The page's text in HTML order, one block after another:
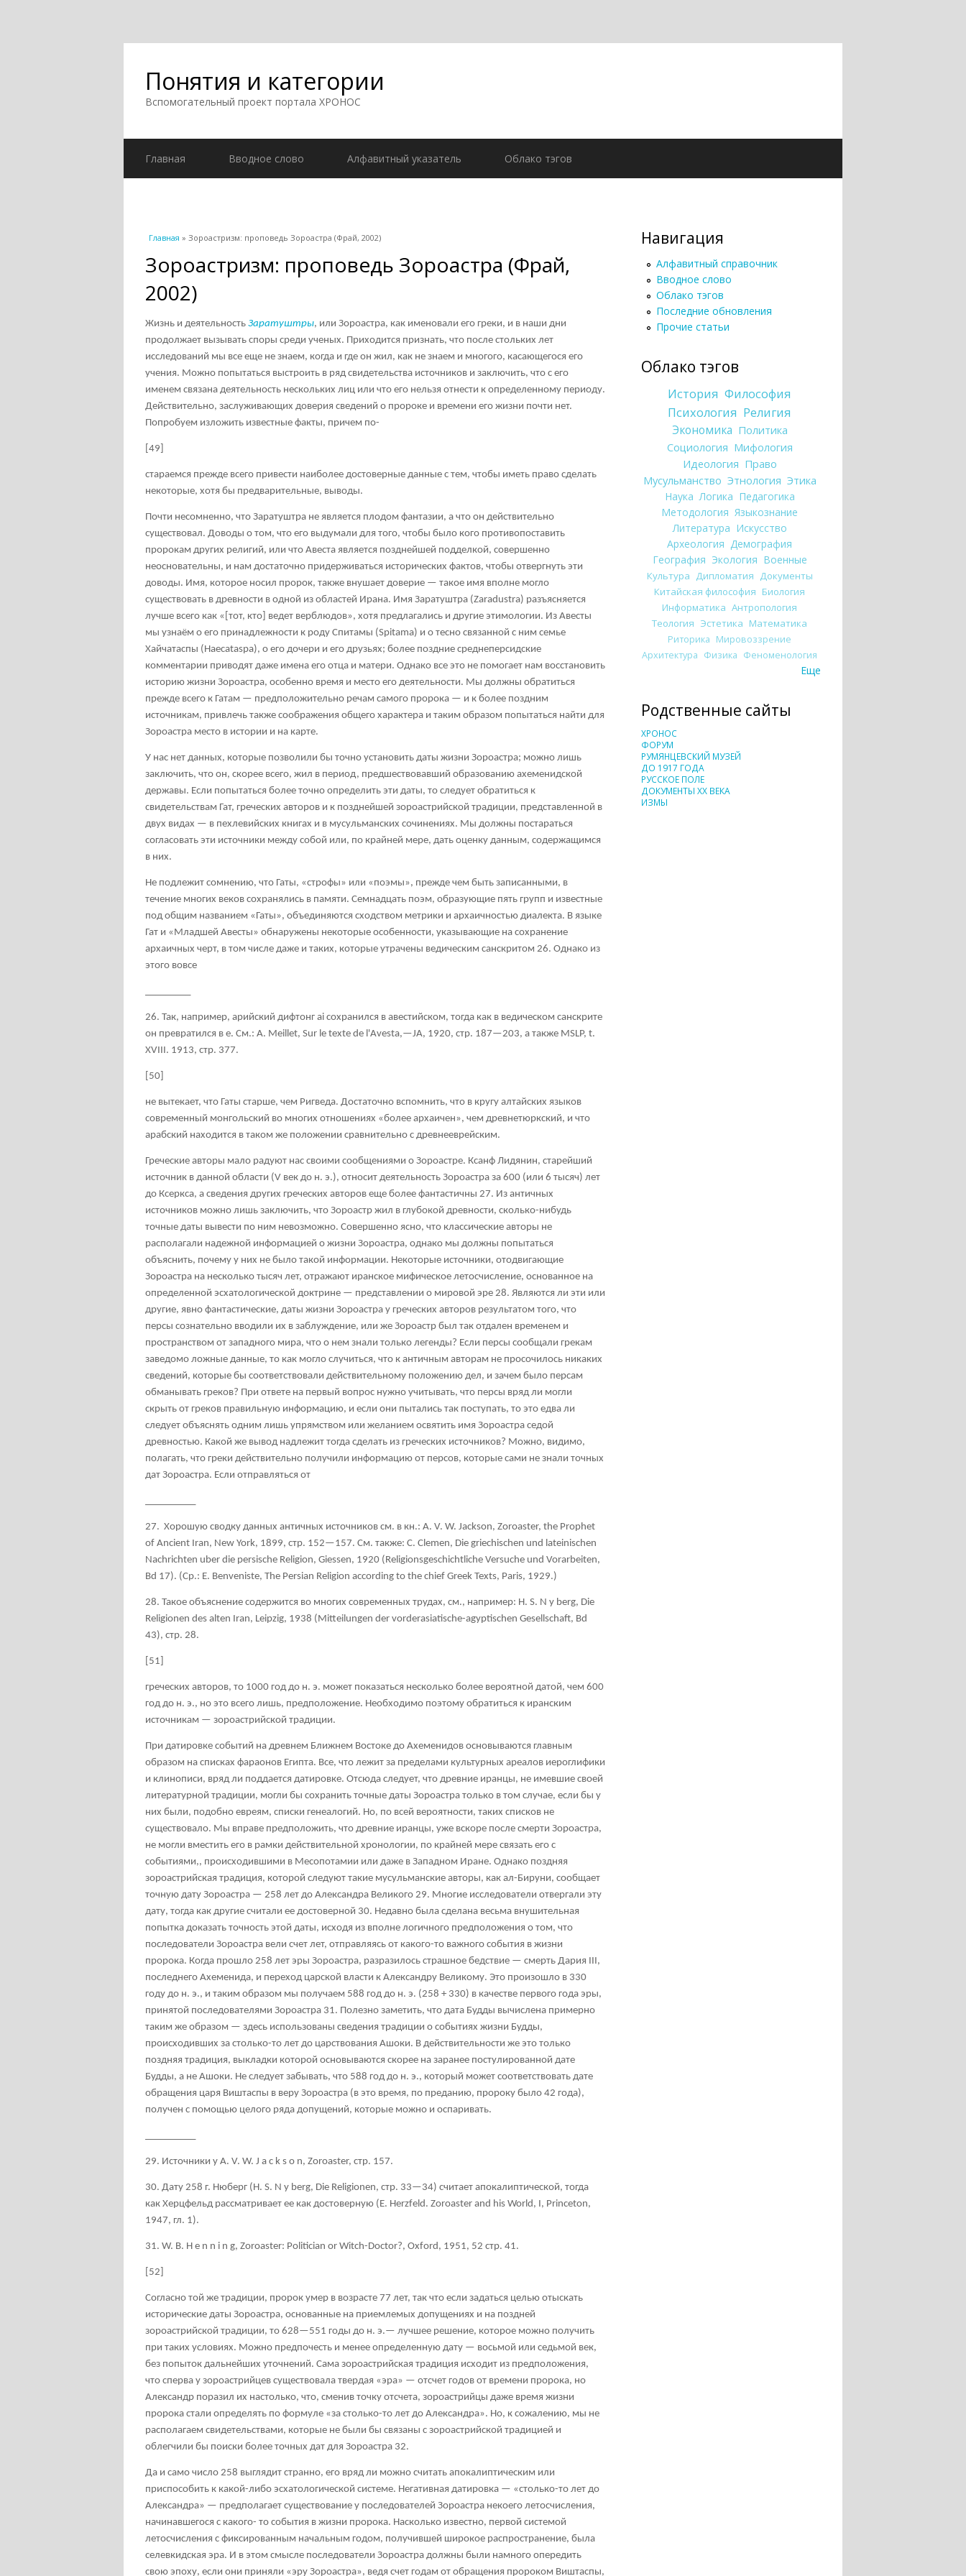
Понятия и категории
Вспомогательный проект портала ХРОНОС
Главная Вводное слово Алфавитный указатель Облако тэгов
Вы здесь
Главная » Зороастризм: проповедь Зороастра (Фрай, 2002)
Зороастризм: проповедь Зороастра (Фрай,
2002)
Жизнь и деятельность Заратуштры, или Зороастра, как именовали его греки, и в наши дни
продолжает вызывать споры среди ученых. Приходится признать, что после стольких лет
исследований мы все еще не знаем, когда и где он жил, как не знаем и многого, касающегося его
учения. Можно попытаться выстроить в ряд свидетельства источников и заключить, что с его
именем связана деятельность нескольких лиц или что его нельзя отнести к определенному периоду.
Действительно, заслуживающих доверия сведений о пророке и времени его жизни почти нет.
Попробуем изложить известные факты, причем по-
[49]
стараемся прежде всего привести наиболее достоверные данные с тем, чтобы иметь право сделать
некоторые, хотя бы предварительные, выводы.
Почти несомненно, что Заратуштра не является плодом фантазии, а что он действительно
существовал. Доводы о том, что его выдумали для того, чтобы было кого противопоставить
пророкам других религий, или что Авеста является позднейшей подделкой, совершенно
неосновательны, и нам достаточно придерживаться исторических фактов, чтобы отвергнуть эти
доводы. Имя, которое носил пророк, также внушает доверие — такое имя вполне могло
существовать в древности в одной из областей Ирана. Имя Заратуштра (Zaradustra) разъясняется
лучше всего как «[тот, кто] ведет верблюдов», хотя предлагались и другие этимологии. Из Авесты
мы узнаём о его принадлежности к роду Спитамы (Spitama) и о тесно связанной с ним семье
Хайчатаспы (Haecataspa), о его дочери и его друзьях; более поздние среднеперсидские
комментарии приводят даже имена его отца и матери. Однако все это не помогает нам восстановить
историю жизни Зороастра, особенно время и место его деятельности. Мы должны обратиться
прежде всего к Гатам — предположительно речам самого пророка — и к более поздним
источникам, привлечь также соображения общего характера и таким образом попытаться найти для
Зороастра место в истории и на карте.
У нас нет данных, которые позволили бы точно установить даты жизни Зороастра; можно лишь
заключить, что он, скорее всего, жил в период, предшествовавший образованию ахеменидской
державы. Если попытаться более точно определить эти даты, то следует обратиться к
свидетельствам Гат, греческих авторов и к позднейшей зороастрийской традиции, представленной в
двух видах — в пехлевийских книгах и в мусульманских сочинениях. Мы должны постараться
согласовать эти источники между собой или, по крайней мере, дать оценку данным, содержащимся
в них.
Не подлежит сомнению, что Гаты, «строфы» или «поэмы», прежде чем быть записанными, в
течение многих веков сохранялись в памяти. Семнадцать поэм, образующие пять групп и известные
под общим названием «Гаты», объединяются сходством метрики и архаичностью диалекта. В языке
Гат и «Младшей Авесты» обнаружены некоторые особенности, указывающие на сохранение
архаичных черт, в том числе даже и таких, которые утрачены ведическим санскритом 26. Однако из
этого вовсе
26. Так, например, арийский дифтонг ai сохранился в авестийском, тогда как в ведическом санскрите
он превратился в е. См.: A. Meillеt, Sur le texte de l'Avesta,—JA, 1920, стр. 187—203, а также MSLP, t.
XVIII. 1913, стр. 377.
[50]
не вытекает, что Гаты старше, чем Ригведа. Достаточно вспомнить, что в кругу алтайских языков
современный монгольский во многих отношениях «более архаичен», чем древнетюркский, и что
арабский находится в таком же положении сравнительно с древнееврейским.
Греческие авторы мало радуют нас своими сообщениями о Зороастре. Ксанф Лидянин, старейший
источник в данной области (V век до н. э.), относит деятельность Зороастра за 600 (или 6 тысяч) лет
до Ксеркса, а сведения других греческих авторов еще более фантастичны 27. Из античных
источников можно лишь заключить, что Зороастр жил в глубокой древности, сколько-нибудь
точные даты вывести по ним невозможно. Совершенно ясно, что классические авторы не
располагали надежной информацией о жизни Зороастра, однако мы должны попытаться
объяснить, почему у них не было такой информации. Некоторые источники, отодвигающие
Зороастра на несколько тысяч лет, отражают иранское мифическое летосчисление, основанное на
определенной эсхатологической доктрине — представлении о мировой эре 28. Являются ли эти или
другие, явно фантастические, даты жизни Зороастра у греческих авторов результатом того, что
персы сознательно вводили их в заблуждение, или же Зороастр был так отдален временем и
пространством от западного мира, что о нем знали только легенды? Если персы сообщали грекам
заведомо ложные данные, то как могло случиться, что к античным авторам не просочилось никаких
сведений, которые бы соответствовали действительному положению дел, и зачем было персам
обманывать греков? При ответе на первый вопрос нужно учитывать, что персы вряд ли могли
скрыть от греков правильную информацию, и если они пытались так поступать, то это едва ли
следует объяснять одним лишь упрямством или желанием освятить имя Зороастра седой
древностью. Какой же вывод надлежит тогда сделать из греческих источников? Можно, видимо,
полагать, что греки действительно получили информацию от персов, которые сами не знали точных
дат Зороастра. Если отправляться от
27. Хорошую сводку данных античных источников см. в кн.: А. V. W. Jackson, Zoroaster, the Prophet
of Ancient Iran, New York, 1899, стр. 152—157. См. также: С. Clemen, Die griechischen und lateinischen
Nachrichten uber die persische Religion, Giessen, 1920 (Religionsgeschichtliche Versuche und Vorarbeiten,
Bd 17). (Ср.: E. Benveniste, The Persian Religion according to the chief Greek Texts, Paris, 1929.)
28. Такое объяснение содержится во многих современных трудах, см., например: Н. S. N у berg, Die
Religionen des alten Iran, Leipzig, 1938 (Mitteilungen der vorderasiatische-agyptischen Gesellschaft, Bd
43), стр. 28.
[51]
греческих авторов, то 1000 год до н. э. может показаться несколько более вероятной датой, чем 600
год до н. э., но это всего лишь, предположение. Необходимо поэтому обратиться к иранским
источникам — зороастрийской традиции.
При датировке событий на древнем Ближнем Востоке до Ахеменидов основываются главным
образом на списках фараонов Египта. Все, что лежит за пределами культурных ареалов иероглифики
и клинописи, вряд ли поддается датировке. Отсюда следует, что древние иранцы, не имевшие своей
литературной традиции, могли бы сохранить точные даты Зороастра только в том случае, если бы у
них были, подобно евреям, списки генеалогий. Но, по всей вероятности, таких списков не
существовало. Мы вправе предположить, что древние иранцы, уже вскоре после смерти Зороастра,
не могли вместить его в рамки действительной хронологии, по крайней мере связать его с
событиями,, происходившими в Месопотамии или даже в Западном Иране. Однако поздняя
зороастрийская традиция, которой следуют такие мусульманские авторы, как ал-Бируни, сообщает
точную дату Зороастра — 258 лет до Александра Великого 29. Многие исследователи отвергали эту
дату, тогда как другие считали ее достоверной 30. Недавно была сделана весьма внушительная
попытка доказать точность этой даты, исходя из вполне логичного предположения о том, что
последователи Зороастра вели счет лет, отправляясь от какого-то важного события в жизни
пророка. Когда прошло 258 лет эры Зороастра, разразилось страшное бедствие — смерть Дария III,
последнего Ахеменида, и переход царской власти к Александру Великому. Это произошло в 330
году до н. э., и таким образом мы получаем 588 год до н. э. (258 + 330) в качестве первого года эры,
принятой последователями Зороастра 31. Полезно заметить, что дата Будды вычислена примерно
таким же образом — здесь использованы сведения традиции о событиях жизни Будды,
происходивших за столько-то лет до царствования Ашоки. В действительности же это только
поздняя традиция, выкладки которой основываются скорее на заранее постулированной дате
Будды, а не Ашоки. Не следует забывать, что 588 год до н. э., который может соответствовать дате
обращения царя Виштаспы в веру Зороастра (в это время, по преданию, пророку было 42 года),
получен с помощью целого ряда допущений, которые можно и оспаривать.
29. Источники у А. V. W. J а с k s о n, Zoroaster, стр. 157.
30. Дату 258 г. Нюберг (Н. S. N у berg, Die Religionen, стр. 33—34) считает апокалиптической, тогда
как Херцфельд рассматривает ее как достоверную (Е. Herzfeld. Zoroaster and his World, I, Princeton,
1947, гл. 1).
31. W. В. H e n n i n g, Zoroaster: Politician or Witch-Doctor?, Oxford, 1951, 52 стр. 41.
[52]
Согласно той же традиции, пророк умер в возрасте 77 лет, так что если задаться целью отыскать
исторические даты Зороастра, основанные на приемлемых допущениях и на поздней
зороастрийской традиции, то 628—551 годы до н. э.— лучшее решение, которое можно получить
при таких условиях. Можно предпочесть и менее определенную дату — восьмой или седьмой век,
без попыток дальнейших уточнений. Сама зороастрийская традиция исходит из предположения,
что сперва у зороастрийцев существовала твердая «эра» — отсчет годов от времени пророка, но
Александр поразил их настолько, что, сменив точку отсчета, зороастрийцы даже время жизни
пророка стали определять по формуле «за столько-то лет до Александра». Но, к сожалению, мы не
располагаем свидетельствами, которые не были бы связаны с зороастрийской традицией и
облегчили бы поиски более точных дат для Зороастра 32.
Да и само число 258 выглядит странно, его вряд ли можно считать апокалиптическим или
приспособить к какой-либо эсхатологической системе. Негативная датировка — «столько-то лет до
Александра» — предполагает существование у последователей Зороастра некоего летосчисления,
начинавшегося с какого- то события в жизни пророка. Насколько известно, первой системой
летосчисления с фиксированным начальным годом, получившей широкое распространение, была
селевкидская эра. И в этом смысле последователи Зороастра должны были намного опередить
свою эпоху, если они приняли «эру Зороастра», ведя счет годам от обращения пророком Виштаспы,
Навигация
Алфавитный справочник
Вводное слово
Облако тэгов
Последние обновления
Прочие статьи
Облако тэгов
История Философия
Психология Религия
Экономика Политика
Социология Мифология
Идеология Право
Мусульманство Этнология Этика
Наука Логика Педагогика
Методология Языкознание
Литература Искусство
Археология Демография
География Экология Военные
Культура Дипломатия Документы
Китайская философия Биология
Информатика Антропология
Теология Эстетика Математика
Риторика Мировоззрение
Архитектура Физика Феноменология
Еще
Родственные сайты
ХРОНОС
ФОРУМ
РУМЯНЦЕВСКИЙ МУЗЕЙ
ДО 1917 ГОДА
РУССКОЕ ПОЛЕ
ДОКУМЕНТЫ XX ВЕКА
ИЗМЫ